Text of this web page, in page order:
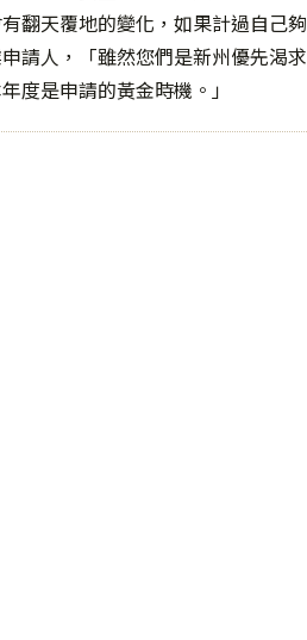
翻天覆地的變化，如果計過自己夠
請人，「雖然您們是新州優先渴求
度是申請的黃金時機。」